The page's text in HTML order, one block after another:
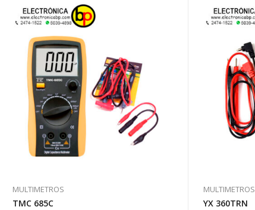
MULTIMETROS
TMC 685C
MULTIMETROS
YX 360TRN